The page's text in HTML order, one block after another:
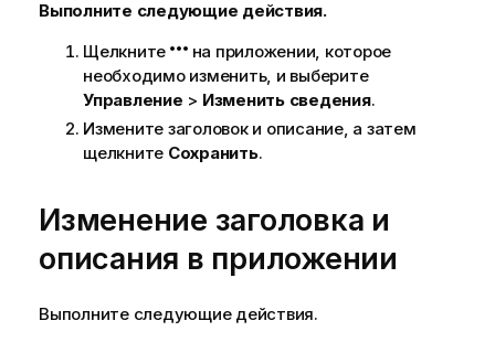
Выполните следующие действия.
Щелкните
на приложении, которое
необходимо изменить, и выберите
Управление > Изменить сведения.
Измените заголовок и описание, а затем
щелкните Сохранить.
Изменение заголовка и
описания в приложении
Выполните следующие действия.